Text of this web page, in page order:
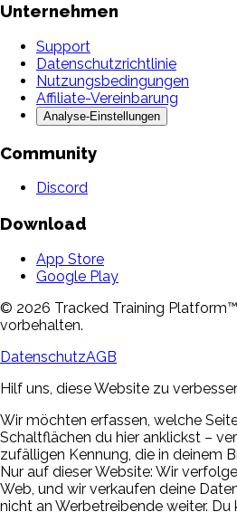
Unternehmen
Support
Datenschutzrichtlinie
Nutzungsbedingungen
Affiliate-Vereinbarung
Analyse-Einstellungen
Community
Discord
Download
App Store
Google Play
© 2026 Tracked Training
vorbehalten.
DatenschutzAGB
Hilf uns, diese Website zu
Wir möchten erfassen, welche
Schaltflächen du hier anklickst –
zufälligen Kennung, die in deinem
Nur auf dieser Website: Wir
Web, und wir verkaufen deine
nicht an Werbetreibende weiter.